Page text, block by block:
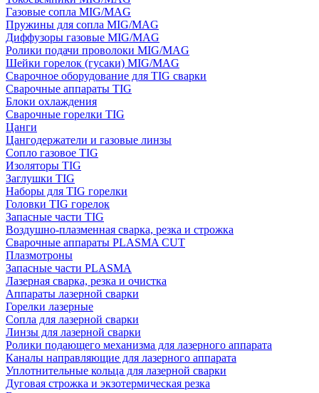
Газовые сопла MIG/MAG
Пружины для сопла MIG/MAG
Диффузоры газовые MIG/MAG
Ролики подачи проволоки MIG/MAG
Шейки горелок (гусаки) MIG/MAG
Сварочное оборудование для TIG сварки
Сварочные аппараты TIG
Блоки охлаждения
Сварочные горелки TIG
Цанги
Цангодержатели и газовые линзы
Сопло газовое TIG
Изоляторы TIG
Заглушки TIG
Наборы для TIG горелки
Головки TIG горелок
Запасные части TIG
Воздушно-плазменная сварка, резка и строжка
Сварочные аппараты PLASMA CUT
Плазмотроны
Запасные части PLASMA
Лазерная сварка, резка и очистка
Аппараты лазерной сварки
Горелки лазерные
Сопла для лазерной сварки
Линзы для лазерной сварки
Ролики подающего механизма для лазерного аппарата
Каналы направляющие для лазерного аппарата
Уплотнительные кольца для лазерной сварки
Дуговая строжка и экзотермическая резка